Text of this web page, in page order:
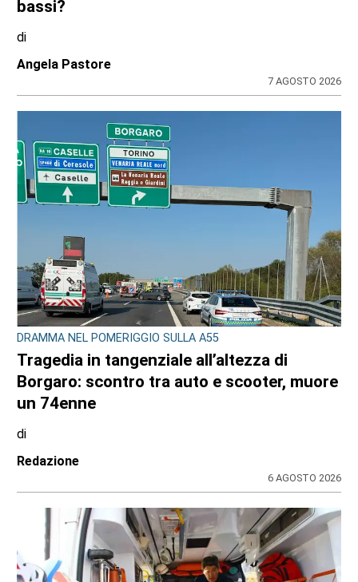
bassi?
di
Angela Pastore
7 AGOSTO 2026
DRAMMA NEL POMERIGGIO SULLA A55
Tragedia in tangenziale all’altezza di
Borgaro: scontro tra auto e scooter, muore
un 74enne
di
Redazione
6 AGOSTO 2026